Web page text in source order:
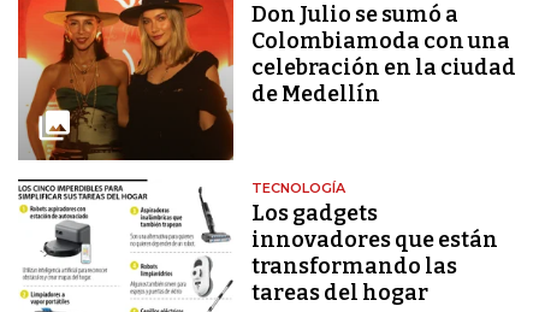
Don Julio se sumó a
Colombiamoda con una
celebración en la ciudad
de Medellín
TECNOLOGÍA
Los gadgets
innovadores que están
transformando las
tareas del hogar